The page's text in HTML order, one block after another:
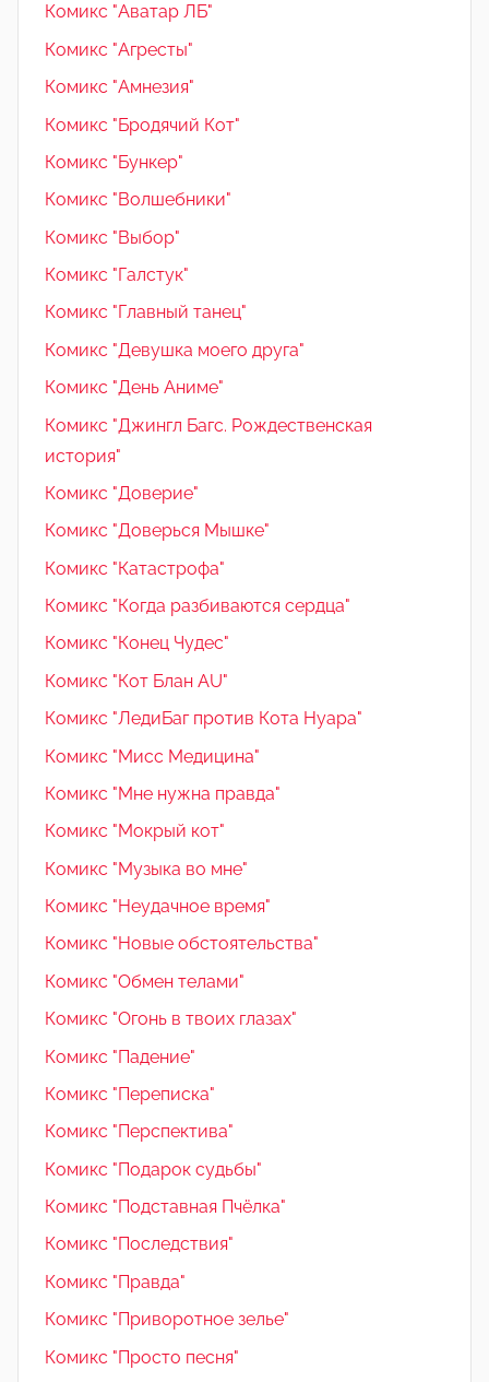
Комикс "Аватар ЛБ"
Комикс "Агресты"
Комикс "Амнезия"
Комикс "Бродячий Кот"
Комикс "Бункер"
Комикс "Волшебники"
Комикс "Выбор"
Комикс "Галстук"
Комикс "Главный танец"
Комикс "Девушка моего друга"
Комикс "День Аниме"
Комикс "Джингл Багс. Рождественская
история"
Комикс "Доверие"
Комикс "Доверься Мышке"
Комикс "Катастрофа"
Комикс "Когда разбиваются сердца"
Комикс "Конец Чудес"
Комикс "Кот Блан AU"
Комикс "ЛедиБаг против Кота Нуара"
Комикс "Мисс Медицина"
Комикс "Мне нужна правда"
Комикс "Мокрый кот"
Комикс "Музыка во мне"
Комикс "Неудачное время"
Комикс "Новые обстоятельства"
Комикс "Обмен телами"
Комикс "Огонь в твоих глазах"
Комикс "Падение"
Комикс "Переписка"
Комикс "Перспектива"
Комикс "Подарок судьбы"
Комикс "Подставная Пчёлка"
Комикс "Последствия"
Комикс "Правда"
Комикс "Приворотное зелье"
Комикс "Просто песня"